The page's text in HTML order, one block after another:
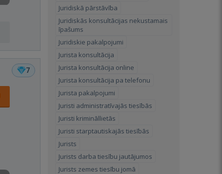
7
Juridiskā pārstāvība
Juridiskās konsultācijas nekustamais
īpašums
Juridiskie pakalpojumi
Jurista konsultācija
Jurista konsultācija online
Jurista konsultācija pa telefonu
Jurista pakalpojumi
Juristi administratīvajās tiesībās
Juristi krimināllietās
Juristi starptautiskajās tiesībās
Jurists
Jurists darba tiesību jautājumos
Jurists zemes tiesību jomā